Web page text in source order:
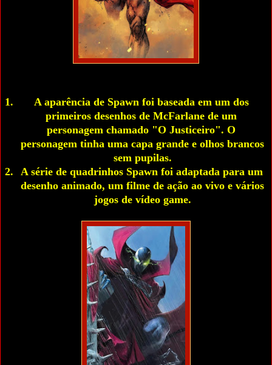
A aparência de Spawn foi baseada em um dos
primeiros desenhos de McFarlane de um
personagem chamado "O Justiceiro". O
personagem tinha uma capa grande e olhos brancos
sem pupilas.
A série de quadrinhos Spawn foi adaptada para um
desenho animado, um filme de ação ao vivo e vários
jogos de vídeo game.